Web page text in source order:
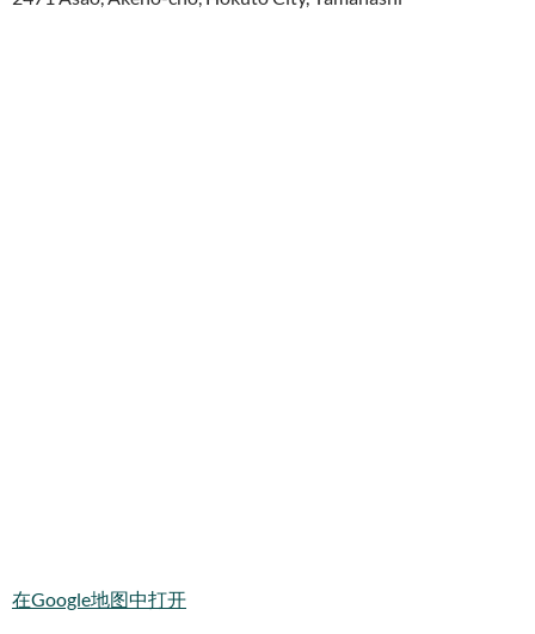
在Google地图中打开